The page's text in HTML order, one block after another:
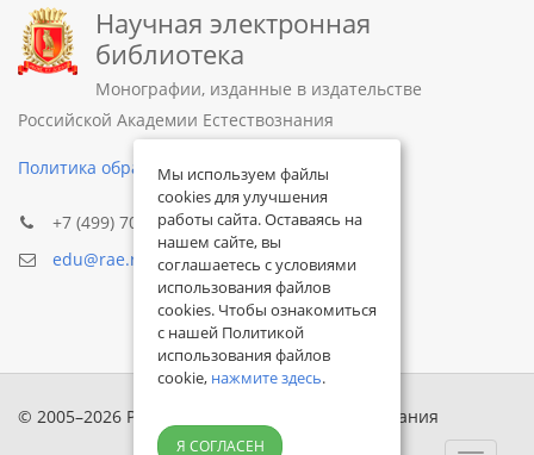
Научная электронная
библиотека
Монографии, изданные в издательстве
Российской Академии Естествознания
Политика обработки персональных данных
+7 (499) 705-72-30
edu@rae.ru
© 2005–2026 Российская академия естествознания
Мы используем файлы
cookies для улучшения
работы сайта. Оставаясь на
нашем сайте, вы
соглашаетесь с условиями
использования файлов
cookies. Чтобы ознакомиться
с нашей Политикой
использования файлов
cookie, нажмите здесь.
Я СОГЛАСЕН